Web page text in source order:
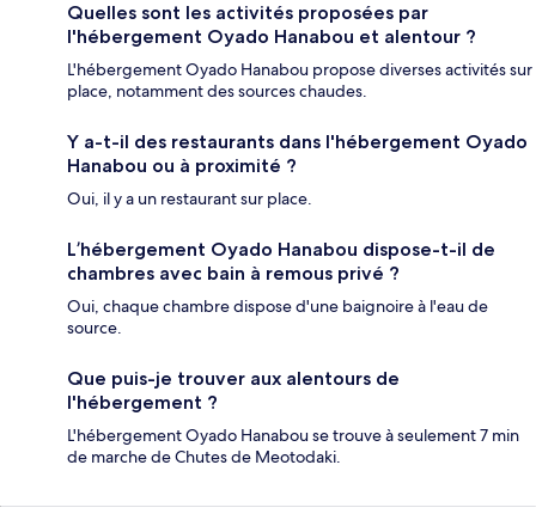
Quelles sont les activités proposées par
l'hébergement Oyado Hanabou et alentour ?
L'hébergement Oyado Hanabou propose diverses activités sur
place, notamment des sources chaudes.
Y a-t-il des restaurants dans l'hébergement Oyado
Hanabou ou à proximité ?
Oui, il y a un restaurant sur place.
L’hébergement Oyado Hanabou dispose-t-il de
chambres avec bain à remous privé ?
Oui, chaque chambre dispose d'une baignoire à l'eau de
source.
Que puis-je trouver aux alentours de
l'hébergement ?
L'hébergement Oyado Hanabou se trouve à seulement 7 min
de marche de Chutes de Meotodaki.